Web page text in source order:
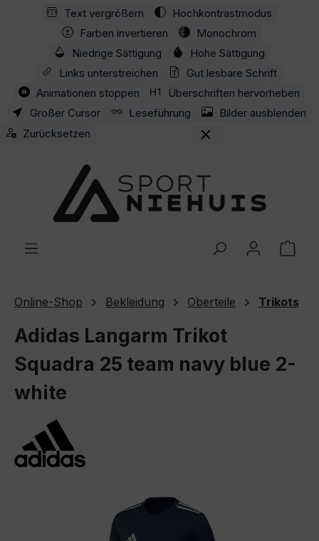
Zum Hauptinhalt springen
Text vergrößern
Hochkontrastmodus
Farben invertieren
Monochrom
Niedrige Sättigung
Hohe Sättigung
Links unterstreichen
Gut lesbare Schrift
Animationen stoppen
Überschriften hervorheben
Großer Cursor
Leseführung
Bilder ausblenden
Zurücksetzen
Online-Shop Bekleidung Oberteile Trikots
Adidas Langarm Trikot
Squadra 25 team navy blue 2-
white
Bildergalerie überspringen